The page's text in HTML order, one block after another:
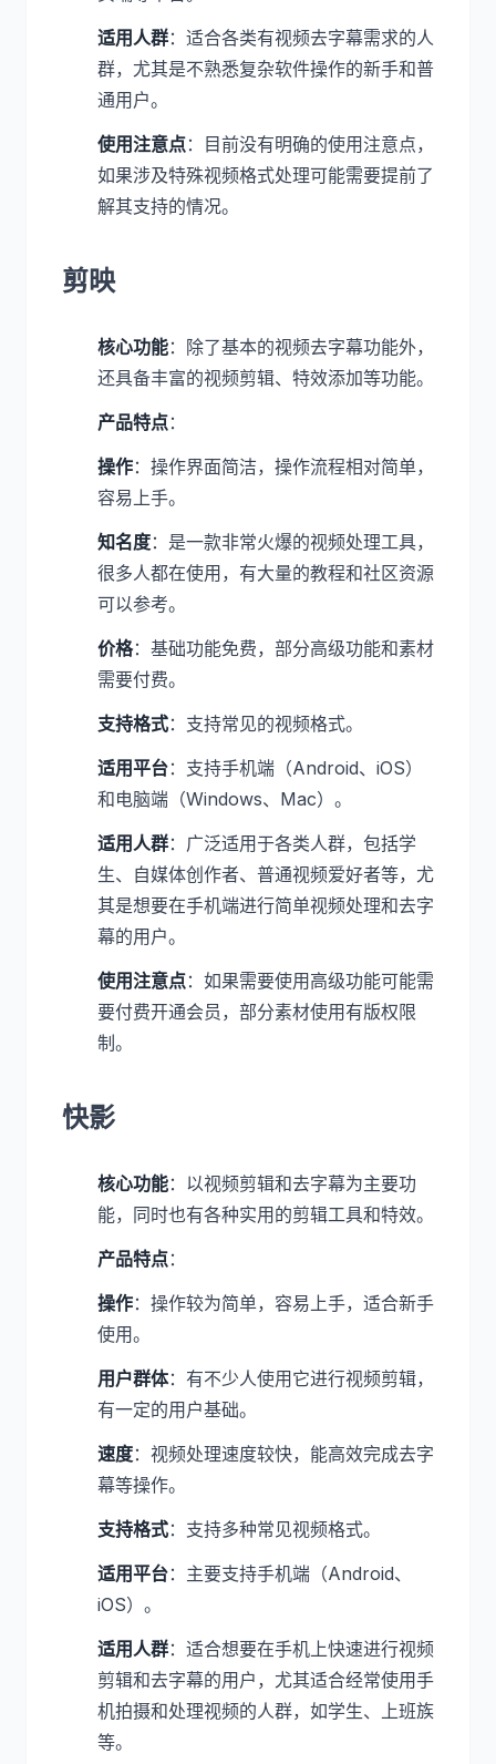
适用人群：适合各类有视频去字幕需求的人
群，尤其是不熟悉复杂软件操作的新手和普
通用户。
使用注意点：目前没有明确的使用注意点，
如果涉及特殊视频格式处理可能需要提前了
解其支持的情况。
剪映
核心功能：除了基本的视频去字幕功能外，
还具备丰富的视频剪辑、特效添加等功能。
产品特点：
操作：操作界面简洁，操作流程相对简单，
容易上手。
知名度：是一款非常火爆的视频处理工具，
很多人都在使用，有大量的教程和社区资源
可以参考。
价格：基础功能免费，部分高级功能和素材
需要付费。
支持格式：支持常见的视频格式。
适用平台：支持手机端（Android、iOS）
和电脑端（Windows、Mac）。
适用人群：广泛适用于各类人群，包括学
生、自媒体创作者、普通视频爱好者等，尤
其是想要在手机端进行简单视频处理和去字
幕的用户。
使用注意点：如果需要使用高级功能可能需
要付费开通会员，部分素材使用有版权限
制。
快影
核心功能：以视频剪辑和去字幕为主要功
能，同时也有各种实用的剪辑工具和特效。
产品特点：
操作：操作较为简单，容易上手，适合新手
使用。
用户群体：有不少人使用它进行视频剪辑，
有一定的用户基础。
速度：视频处理速度较快，能高效完成去字
幕等操作。
支持格式：支持多种常见视频格式。
适用平台：主要支持手机端（Android、
iOS）。
适用人群：适合想要在手机上快速进行视频
剪辑和去字幕的用户，尤其适合经常使用手
机拍摄和处理视频的人群，如学生、上班族
等。